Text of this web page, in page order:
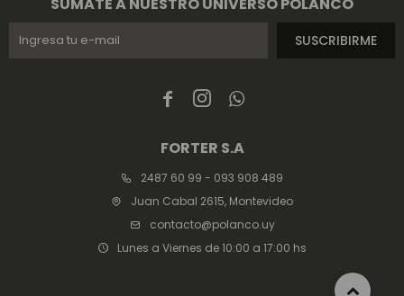
  
FORTER S.A
2487 60 99 - 093 908 489
Juan Cabal 2615, Montevideo
contacto@polanco.uy
Lunes a Viernes de 10:00 a 17:00 hs
SUSCRIBIRME